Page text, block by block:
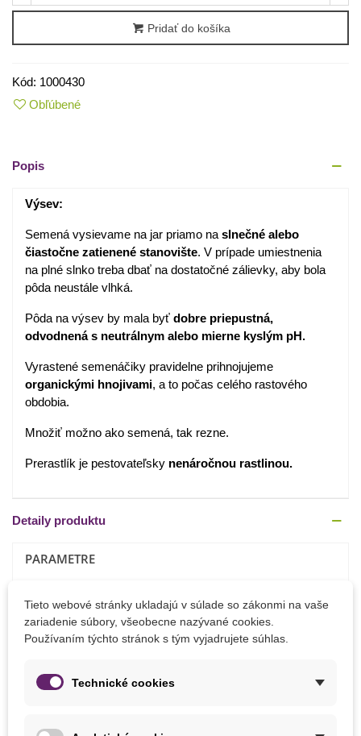
Pridať do košíka
Kód: 1000430
Obľúbené
Popis
Výsev:
Semená vysievame na jar priamo na slnečné alebo
čiastočne zatienené stanovište. V prípade umiestnenia
na plné slnko treba dbať na dostatočné zálievky, aby bola
pôda neustále vlhká.
Pôda na výsev by mala byť dobre priepustná,
odvodnená s neutrálnym alebo mierne kyslým pH.
Vyrastené semenáčiky pravidelne prihnojujeme
organickými hnojivami, a to počas celého rastového
obdobia.
Množiť možno ako semená, tak rezne.
Prerastlík je pestovateľsky nenáročnou rastlinou.
Detaily produktu
PARAMETRE
Máj
Výška Rastliny 65 - 90 cm
Tieto webové stránky ukladajú v súlade so zákonmi na vaše
zariadenie súbory, všeobecne nazývané cookies.
Používaním týchto stránok s tým vyjadrujete súhlas.
Technické cookies